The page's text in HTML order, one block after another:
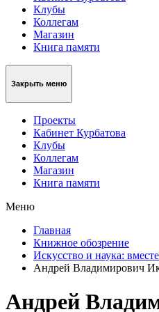
Клубы
Коллегам
Магазин
Книга памяти
Закрыть меню
Проекты
Кабинет Курбатова
Клубы
Коллегам
Магазин
Книга памяти
Меню
Главная
Книжное обозрение
Искусство и наука:
Андрей Владимирович
Андрей